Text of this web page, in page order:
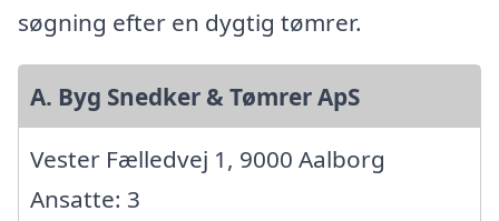
søgning efter en dygtig tømrer.
A. Byg Snedker & Tømrer ApS
Vester Fælledvej 1, 9000 Aalborg
Ansatte: 3